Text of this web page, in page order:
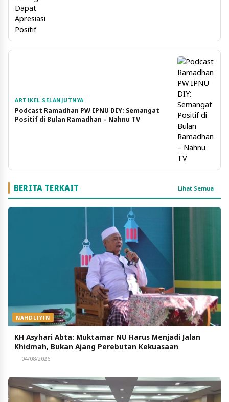
ARTIKEL SELANJUTNYA
Podcast Ramadhan PW IPNU DIY: Semangat
Positif di Bulan Ramadhan – Nahnu TV
BERITA TERKAIT Lihat Semua
NAHDLIYIN
KH Asyhari Abta: Muktamar NU Harus Menjadi Jalan
Khidmah, Bukan Ajang Perebutan Kekuasaan
04/08/2026